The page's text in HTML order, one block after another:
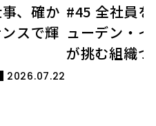
、確か
スで輝
2026.07.22
#45 全社員
ューデン・
が挑む組織